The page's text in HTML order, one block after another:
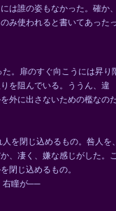
は誰の姿もなかった。確か
み使われると書いてあった
。扉のすぐ向こうには昇り
を阻んでいる。ううん、違
外に出さないための檻なの
を閉じ込めるもの。咎人を
、凄く、嫌な感じがした。
閉じ込めるもの。
右瞳が──